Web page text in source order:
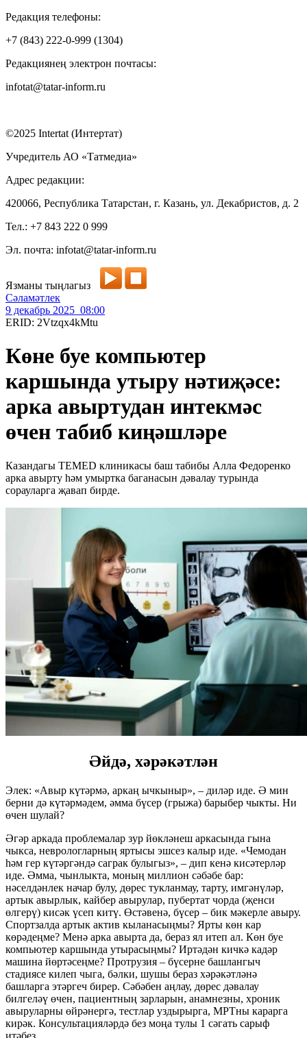
Редакция телефоны:
+7 (843) 222-0-999 (1304)
Редакциянең электрон почтасы:
infotat@tatar-inform.ru
©2025 Intertat (Интертат)
Учредитель АО «Татмедиа»
Адрес редакции:
420066, Республика Татарстан, г. Казань, ул. Декабристов, д. 2
Тел.: +7 843 222 0 999
Эл. почта: infotat@tatar-inform.ru
Язманы тыңлагыз
Сәламәтлек
9 декабрь 2025 08:00
ERID: 2Vtzqx4kMtu
Көне буе компьютер
каршында утыру нәтиҗәсе:
арка авыртудан интекмәс
өчен табиб киңәшләре
Казандагы TEMED клиникасы баш табибы Алла Федоренко
арка авырту һәм умыртка баганасын дәвалау турында
сорауларга җавап бирде.
Әйдә, хәрәкәтлән
Элек: «Авыр күтәрмә, аркаң ычкыныр», – диләр иде. Ә мин
берни дә күтәрмәдем, әмма бүсер (грыжа) барыбер чыкты. Ни
өчен шулай?
Әгәр аркада проблемалар зур йөкләнеш аркасында гына
чыкса, неврологларның яртысы эшсез калыр иде. «Чемодан
һәм гер күтәргәндә саграк булыгыз», – дип кенә кисәтерләр
иде. Әмма, чынлыкта, моның миллион сәбәбе бар:
нәселдәнлек начар булу, дөрес тукланмау, тарту, имгәнүләр,
артык авырлык, кайбер авырулар, пубертат чорда (җенси
өлгерү) кисәк үсеп китү. Өстәвенә, бүсер – бик мәкерле авыру.
Спортзалда артык актив кыланасыңмы? Ярты көн кар
көрәдеңме? Менә арка авырта да, бераз ял итеп ал. Көн буе
компьютер каршында утырасыңмы? Иртәдән кичкә кадәр
машина йөртәсеңме? Протрузия – бүсерне башлангыч
стадиясе килеп чыга, бәлки, шушы бераз хәрәкәтләнә
башларга этәргеч бирер. Сәбәбен аңлау, дөрес дәвалау
билгеләү өчен, пациентның зарларын, анамнезны, хроник
авыруларны өйрәнергә, тестлар уздырырга, МРТны карарга
кирәк. Консультацияләрдә без моңа тулы 1 сәгать сарыф
итәбез.